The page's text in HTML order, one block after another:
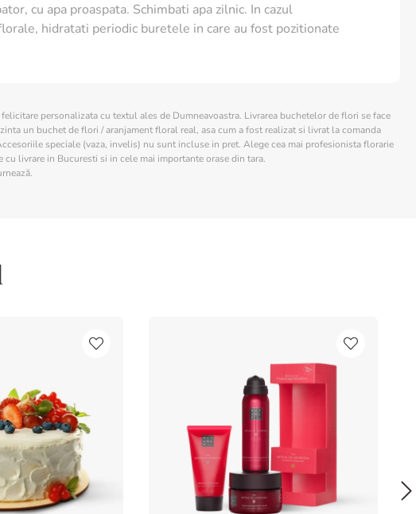
cu apa proaspata. Schimbati apa zilnic. In cazul
hidratati periodic buretele in care au fost pozitionate
personalizata cu textul ales de Dumneavoastra. Livrarea buchetelor de flori se face
un buchet de flori / aranjament floral real, asa cum a fost realizat si livrat la comanda
speciale (vaza, invelis) nu sunt incluse in pret. Alege cea mai profesionista florarie
livrare in Bucuresti si in cele mai importante orase din tara.